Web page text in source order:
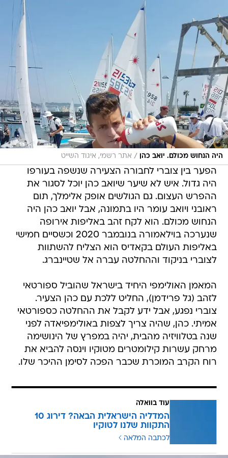
היה הנחוש מכולם. יואב כהן / אתר רשמי, איגוד השייט
הפער בין צוברי לחבורה הצעירה שנשפה בעורפו
היה גדול. איש לא שיער שיואב כהן יוכל לסגור את
ההפרש העצום. גם הגולשים אופק אלימלך, תום
ראובני ויואב עומר היו בתמונה, אבל יואב כהן היה
הנחוש מכולם. הוא לקח זהב באליפות אירופה
שנערכה בוילאמורה בנובמבר 2020 וכשסיים חמישי
באליפות העולם בקאדיס הוא הצליח להשתוות
לצוברי בניקוד וההחלטה עברה אל שטיינברג.
המאמן האולימפי היחיד בישראל שהוביל ספורטאי
לזהב (גל פרידמן), החליט ללכת עם כהן הצעיר.
צוברי נפגע, אבל ידע לקבל את ההחלטה כספורטאי
אמיתי. כהן, שהיה צריך לצפות באולימפיאדה לפני
שנה בטלוויזיה מהבית, יהיה במפרץ של הינושימה
מרחק עשרות קילומטרים מטוקיו וינסה להביא את
רוח הקרב המוכרת שכבר הפכה לסימן ההיכר שלו.
עוד בוואלה
המדליה הישראלית הבאה? דירוג 10
התקוות שלנו לטוקיו
לכתבה המלאה